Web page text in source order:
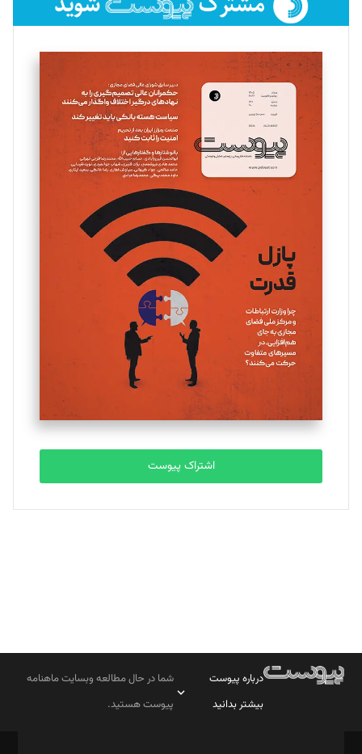
فائزه فتحی رستمی
تحریریه
سروش کرمیان
تحریریه
مینا پاکدل
یسنا امان‌پور
تحریریه
ملینا جعفری
تحریریه
مصطفی مسجدی آرانی
تحریریه
بابک نقاش
تحریریه
اشتراک پیوست
درباره پیوست
بیشتر بدانید
شما در حال مطالعه وبسایت ماهنامه
پیوست هستید.